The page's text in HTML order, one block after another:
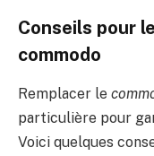
Conseils pour
commodo
Remplacer le
particulière pour
Voici quelques